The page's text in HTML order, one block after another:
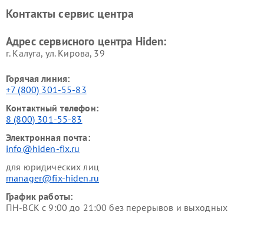
Контакты сервис центра
Адрес сервисного центра Hiden:
г. Калуга, ул. Кирова, 39
Горячая линия:
+7 (800) 301-55-83
Контактный телефон:
8 (800) 301-55-83
Электронная почта:
info@hiden-fix.ru
для юридических лиц
manager@fix-hiden.ru
График работы:
ПН-ВСК с 9:00 до 21:00 без перерывов и выходных